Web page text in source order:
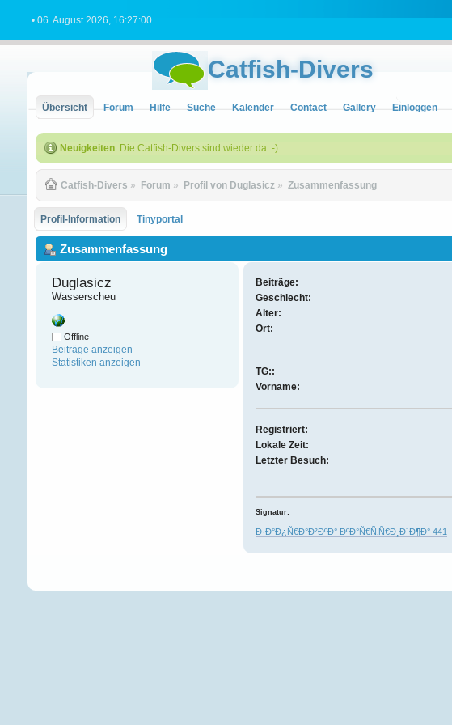
• 06. August 2026, 16:27:00
Catfish-Divers
Übersicht Forum Hilfe Suche Kalender Contact Gallery Einloggen
Neuigkeiten: Die Catfish-Divers sind wieder da :-)
Catfish-Divers » Forum » Profil von Duglasicz » Zusammenfassung
Profil-Information Tinyportal
Zusammenfassung
Duglasicz
Wasserscheu
Offline
Beiträge anzeigen
Statistiken anzeigen
Beiträge:
Geschlecht:
Alter:
Ort:
TG::
Vorname:
Registriert:
Lokale Zeit:
Letzter Besuch:
Signatur:
Ð·Ð°Ð¿Ñ€Ð°Ð²ÐºÐ° ÐºÐ°Ñ€Ñ‚Ñ€Ð¸Ð´Ð¶Ð° 441